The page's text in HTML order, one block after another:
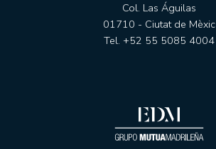
Col. Las Águilas
01710 - Ciutat de Mèxic
Tel. +52 55 5085 4004